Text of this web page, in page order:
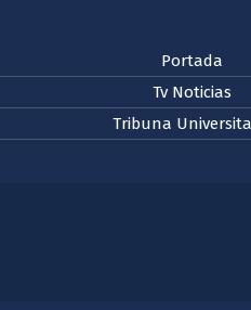
Portada
Tv Noticias
Tribuna